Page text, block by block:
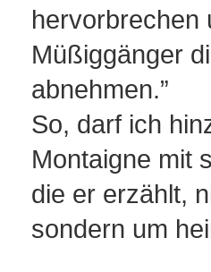
hervorbrechen
Müßiggänger
abnehmen.”
So, darf ich
Montaigne mit
die er erzählt,
sondern um